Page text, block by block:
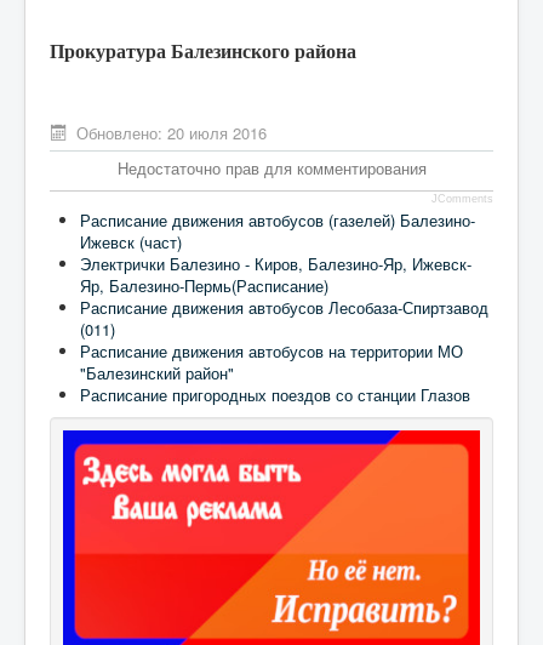
Прокуратура Балезинского района
Обновлено: 20 июля 2016
Недостаточно прав для комментирования
JComments
Расписание движения автобусов (газелей) Балезино-
Ижевск (част)
Электрички Балезино - Киров, Балезино-Яр, Ижевск-
Яр, Балезино-Пермь(Расписание)
Расписание движения автобусов Лесобаза-Спиртзавод
(011)
Расписание движения автобусов на территории МО
"Балезинский район"
Расписание пригородных поездов со станции Глазов